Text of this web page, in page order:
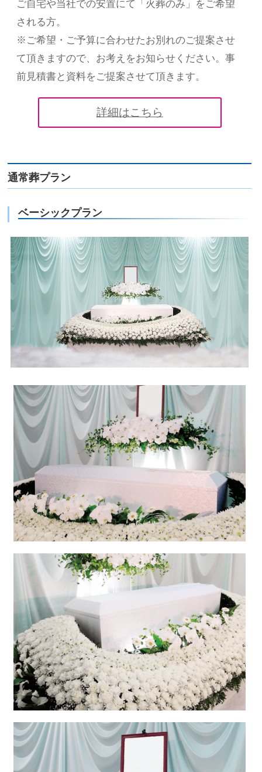
ご自宅や当社での安置にて「火葬のみ」をご希望
される方。
※ご希望・ご予算に合わせたお別れのご提案させ
て頂きますので、お考えをお知らせください。事
前見積書と資料をご提案させて頂きます。
詳細はこちら
通常葬プラン
ベーシックプラン